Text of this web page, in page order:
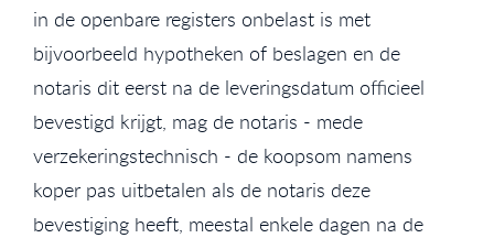
in de openbare registers onbelast is met
bijvoorbeeld hypotheken of beslagen en de
notaris dit eerst na de leveringsdatum officieel
bevestigd krijgt, mag de notaris - mede
verzekeringstechnisch - de koopsom namens
koper pas uitbetalen als de notaris deze
bevestiging heeft, meestal enkele dagen na de